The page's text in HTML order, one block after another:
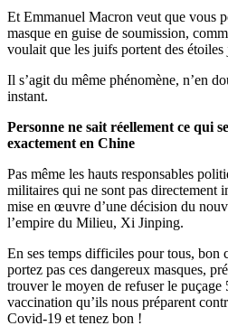
Et Emmanuel Macron veut que vous
masque en guise de soumission,
voulait que les juifs portent des étoiles
Il s’agit du même phénomène, n’en
instant.
Personne ne sait réellement ce qui
exactement en Chine
Pas même les hauts responsables
militaires qui ne sont pas directement
mise en œuvre d’une décision du
l’empire du Milieu, Xi Jinping.
En ses temps difficiles pour tous, bon
portez pas ces dangereux masques,
trouver le moyen de refuser le puçage
vaccination qu’ils nous préparent
Covid-19 et tenez bon !